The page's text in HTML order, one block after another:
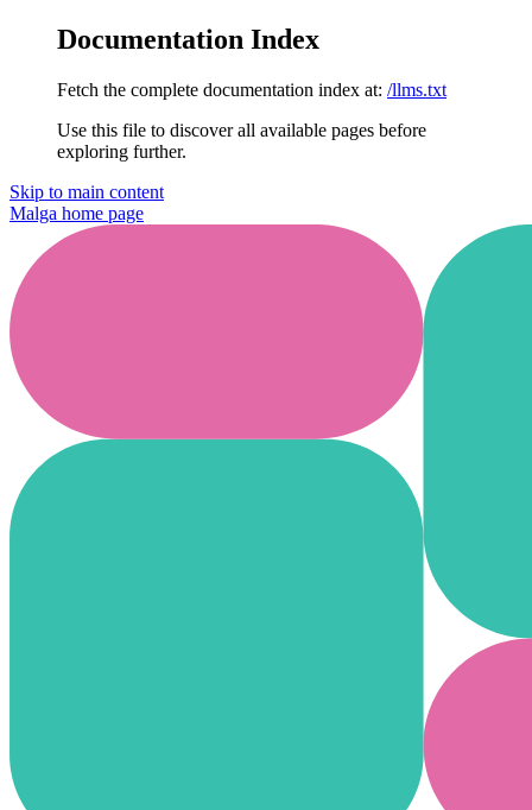
Documentation Index
Fetch the complete documentation index at: /llms.txt
Use this file to discover all available pages before
exploring further.
Skip to main content
Malga home page